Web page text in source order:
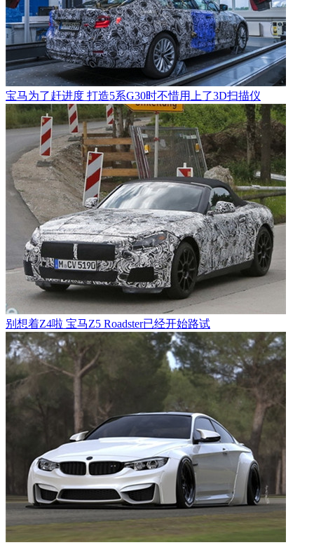
宝马为了赶进度 打造5系G30时不惜用上了3D扫描仪
别想着Z4啦 宝马Z5 Roadster已经开始路试